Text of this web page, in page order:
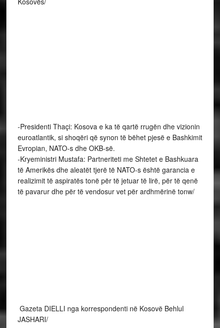
Gazeta DIELLI nga korrespondenti në Kosovë Behlul
JASHARI/
pjesëmarrës edhe nga Shqipëria.
“Ditët e Shqipes”, për nder të Betejës së Koshares, është